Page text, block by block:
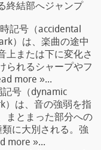
終結部へジャンプ
記号（accidental
）は、楽曲の途中
上または下に変化さ
られるシャープやフ
more »...
記号（dynamic
）は、音の強弱を指
まとまった部分への
に大別される。強
more »...